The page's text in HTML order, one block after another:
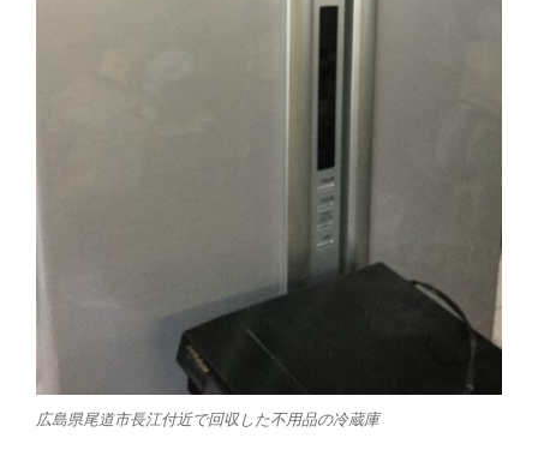
広島県尾道市長江付近で回収した不用品の冷蔵庫